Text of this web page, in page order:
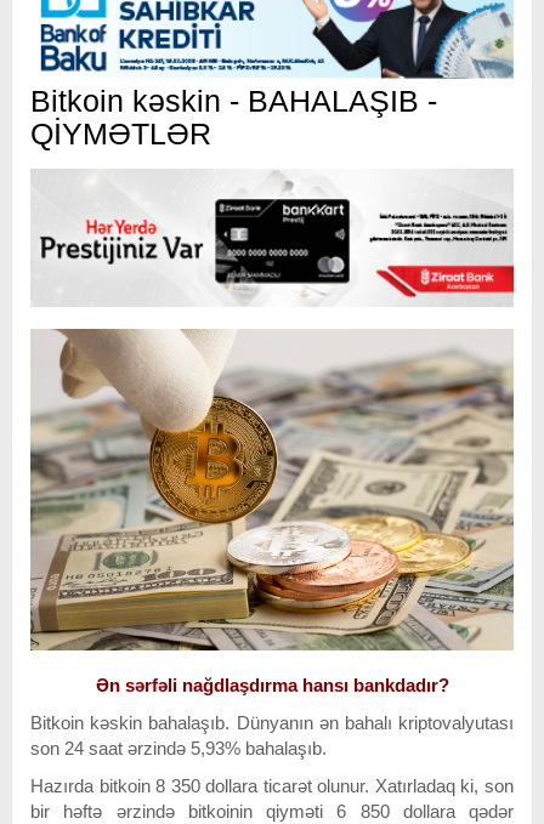
Bitkoin kəskin - BAHALAŞIB -
QİYMƏTLƏR
Ən sərfəli nağdlaşdırma hansı bankdadır?
Bitkoin kəskin bahalaşıb. Dünyanın ən bahalı kriptovalyutası
son 24 saat ərzində 5,93% bahalaşıb.
Hazırda bitkoin 8 350 dollara ticarət olunur. Xatırladaq ki, son
bir həftə ərzində bitkoinin qiyməti 6 850 dollara qədər